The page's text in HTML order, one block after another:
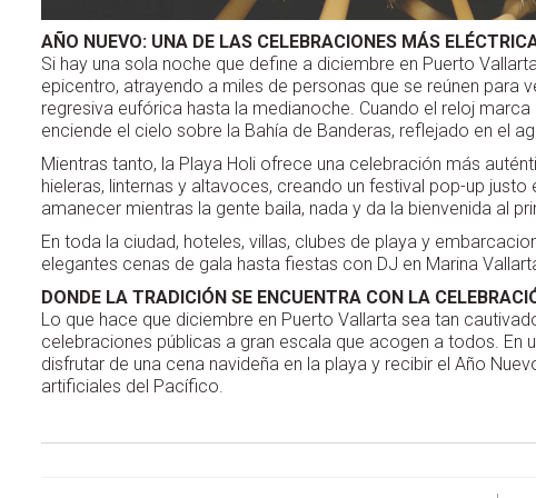
AÑO NUEVO: UNA DE LAS CELEBRACIONES MÁS
Si hay una sola noche que define a diciembre en Puerto
epicentro, atrayendo a miles de personas que se reúnen para
regresiva eufórica hasta la medianoche. Cuando el reloj
enciende el cielo sobre la Bahía de Banderas, reflejado en el
Mientras tanto, la Playa Holi ofrece una celebración más
hieleras, linternas y altavoces, creando un festival pop-up
amanecer mientras la gente baila, nada y da la bienvenida al
En toda la ciudad, hoteles, villas, clubes de playa y
elegantes cenas de gala hasta fiestas con DJ en Marina
DONDE LA TRADICIÓN SE ENCUENTRA CON LA
Lo que hace que diciembre en Puerto Vallarta sea tan
celebraciones públicas a gran escala que acogen a todos. En
disfrutar de una cena navideña en la playa y recibir el Año
artificiales del Pacífico.